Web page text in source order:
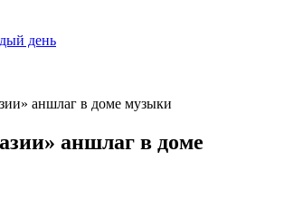
аншлаг в доме музыки
аншлаг в доме